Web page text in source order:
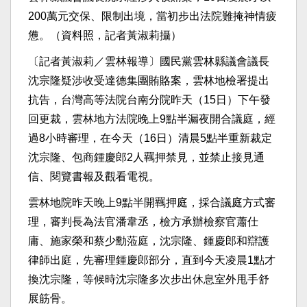
200萬元交保、限制出境，當初步出法院難掩神情疲
憊。（資料照，記者黃淑莉攝）
〔記者黃淑莉／雲林報導〕國民黨雲林縣議會議長
沈宗隆疑涉收受達德集團賄賂案，雲林地檢署提出
抗告，台灣高等法院台南分院昨天（15日）下午發
回更裁，雲林地方法院晚上9點半漏夜開合議庭，經
過8小時審理，在今天（16日）清晨5點半重新裁定
沈宗隆、包商鍾慶郎2人羈押禁見，並禁止接見通
信、閱覽書報及觀看電視。
雲林地院昨天晚上9點半開羈押庭，採合議庭方式審
理，審判長為法官潘韋丞，檢方承辦檢察官蕭仕
庸、施家榮和蔡少勳蒞庭，沈宗隆、鍾慶郎和辯護
律師出庭，先審理鍾慶郎部分，直到今天凌晨1點才
換沈宗隆，等候時沈宗隆多次步出休息室外甩手舒
展筋骨。